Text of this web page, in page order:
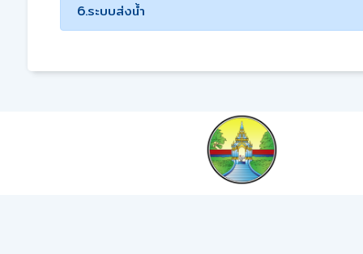
6.ระบบส่งน้ำ